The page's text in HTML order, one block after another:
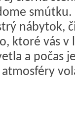
nábytok,
ktoré vás v
a počas